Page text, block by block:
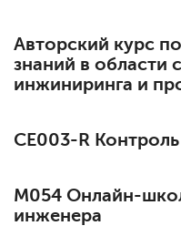
Авторский курс
знаний в области
инжиниринга и
СЕ003-R Контроль
М054 Онлайн-
инженера